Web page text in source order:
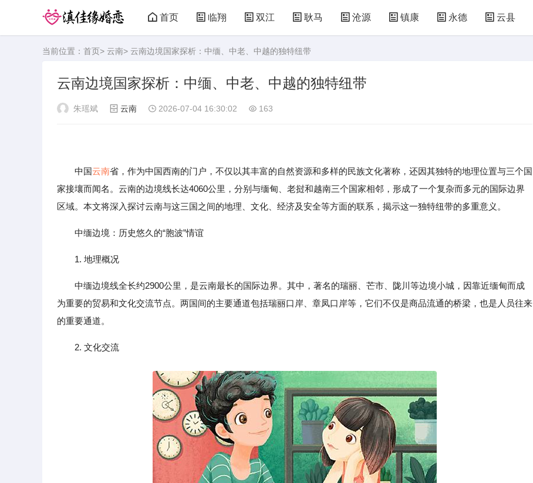
首页 临翔 双江 耿马 沧源 镇康 永德 云县
当前位置： 首页> 云南> 云南边境国家探析：中缅、中老、中越的独特纽带
云南边境国家探析：中缅、中老、中越的独特纽带
朱瑶斌 云南 2026-07-04 16:30:02 163
中国云南省，作为中国西南的门户，不仅以其丰富的自然资源和多样的民族文化著称，还因其独特的地理位置与三个国
家接壤而闻名。云南的边境线长达4060公里，分别与缅甸、老挝和越南三个国家相邻，形成了一个复杂而多元的国际边界
区域。本文将深入探讨云南与这三国之间的地理、文化、经济及安全等方面的联系，揭示这一独特纽带的多重意义。
中缅边境：历史悠久的“胞波”情谊
1. 地理概况
中缅边境线全长约2900公里，是云南最长的国际边界。其中，著名的瑞丽、芒市、陇川等边境小城，因靠近缅甸而成
为重要的贸易和文化交流节点。两国间的主要通道包括瑞丽口岸、章凤口岸等，它们不仅是商品流通的桥梁，也是人员往来
的重要通道。
2. 文化交流